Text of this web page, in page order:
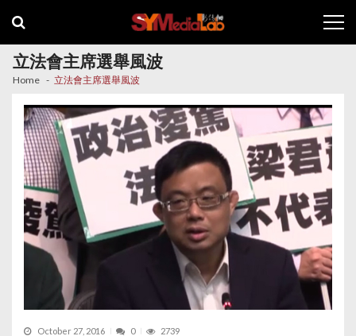
navigation
content
立法會主席選舉風波
Home 立法會主席選舉風波
October 27, 2016 0 2739